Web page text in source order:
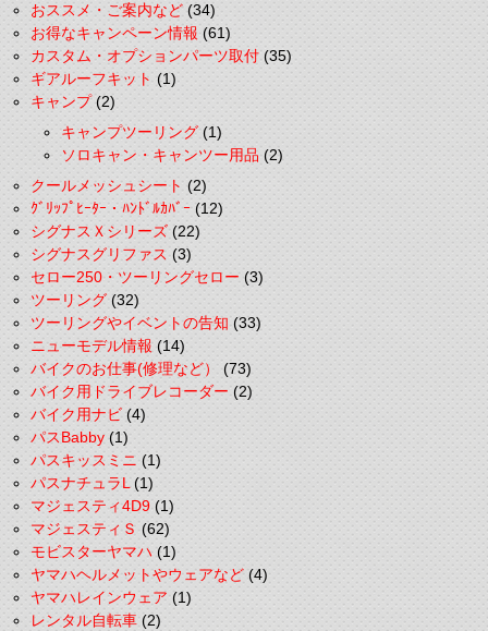
おススメ・ご案内など(34)
お得なキャンペーン情報(61)
カスタム・オプションパーツ取付(35)
ギアルーフキット(1)
キャンプ(2)
キャンプツーリング(1)
ソロキャン・キャンツー用品(2)
クールメッシュシート(2)
ｸﾞﾘｯﾌﾟﾋｰﾀｰ・ﾊﾝﾄﾞﾙｶﾊﾞｰ(12)
シグナスＸシリーズ(22)
シグナスグリファス(3)
セロー250・ツーリングセロー(3)
ツーリング(32)
ツーリングやイベントの告知(33)
ニューモデル情報(14)
バイクのお仕事(修理など）(73)
バイク用ドライブレコーダー(2)
バイク用ナビ(4)
パスBabby(1)
パスキッスミニ(1)
パスナチュラL(1)
マジェスティ4D9(1)
マジェスティＳ(62)
モビスターヤマハ(1)
ヤマハヘルメットやウェアなど(4)
ヤマハレインウェア(1)
レンタル自転車(2)